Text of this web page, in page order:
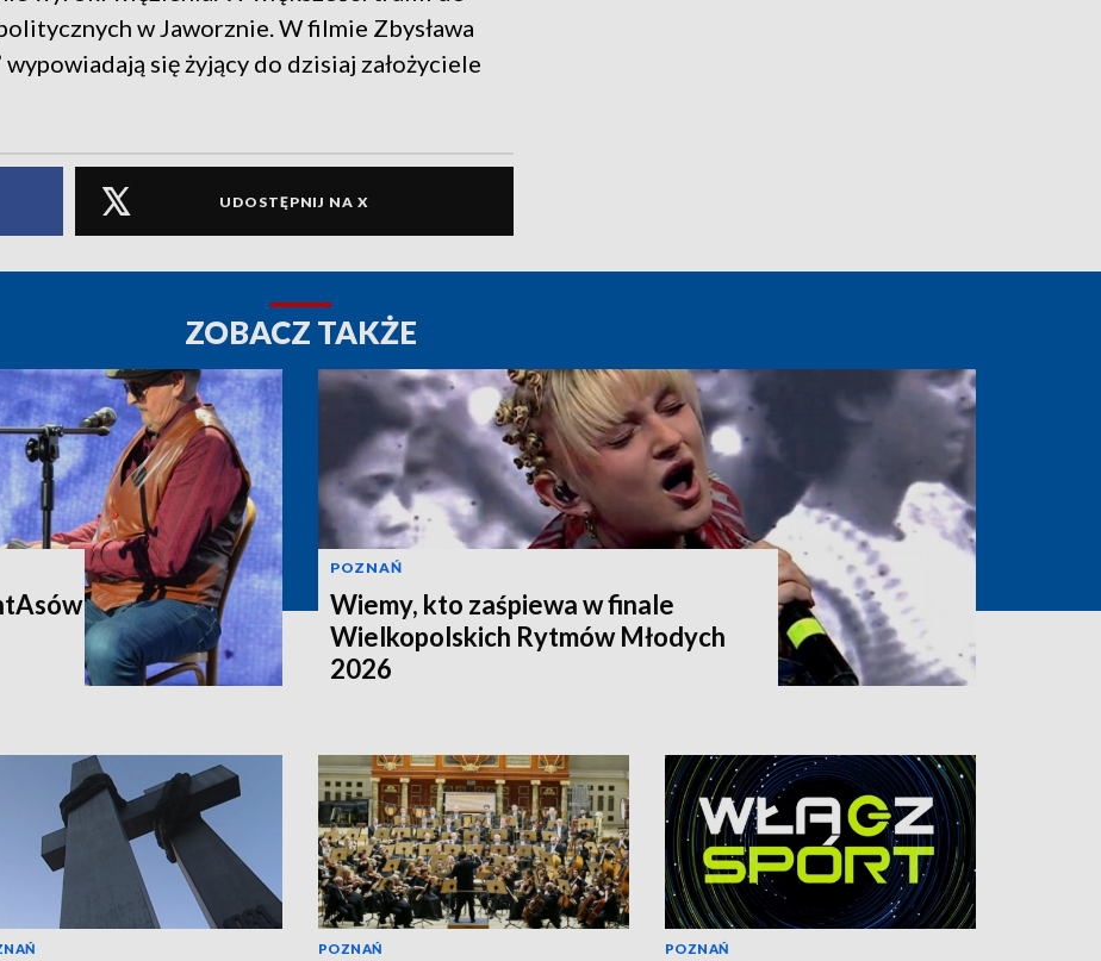
w Jaworznie. W filmie Zbysława
się żyjący do dzisiaj założyciele
UDOSTĘPNIJ NA X
ZOBACZ TAKŻE
POZNAŃ
Wiemy, kto zaśpiewa w finale
Wielkopolskich Rytmów Młodych
2026
POZNAŃ POZNAŃ